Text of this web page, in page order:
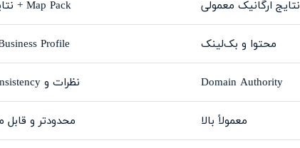
نتایج ارگانیک معمولی Map Pack + نتایج محلی
محتوا و بک‌لینک Profile
Domain Authority نظرات و NAP Consistency
معمولاً بالا محدودتر و قابل